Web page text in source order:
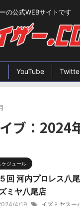
の公式WEBサイトです
YouTube
ブ：2024
ケジュール
回 河内プロレス八
ミヤ八尾店
4/19 イズミヤスー